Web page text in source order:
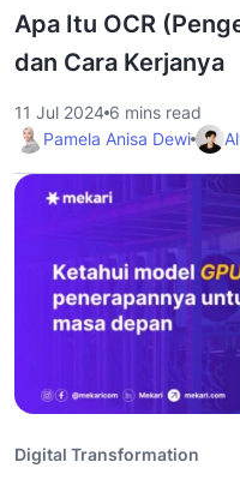
Apa Itu OCR
dan Cara Kerjanya
11 Jul 2024 6 mins read
Pamela Anisa Dewi
Digital Transformation